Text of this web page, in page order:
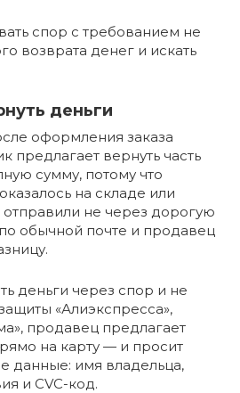
спор с требованием не
возврата денег и искать
деньги
оформления заказа
вернуть часть
сумму, потому что
на складе или
не через дорогую
обычной почте и продавец
деньги через спор и не
«Алиэкспресса»,
продавец предлагает
на карту — и просит
данные: имя владельца,
и CVC-код.